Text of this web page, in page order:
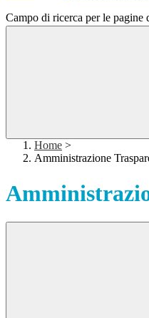
Campo di ricerca per le pagine
Home >
Amministrazione